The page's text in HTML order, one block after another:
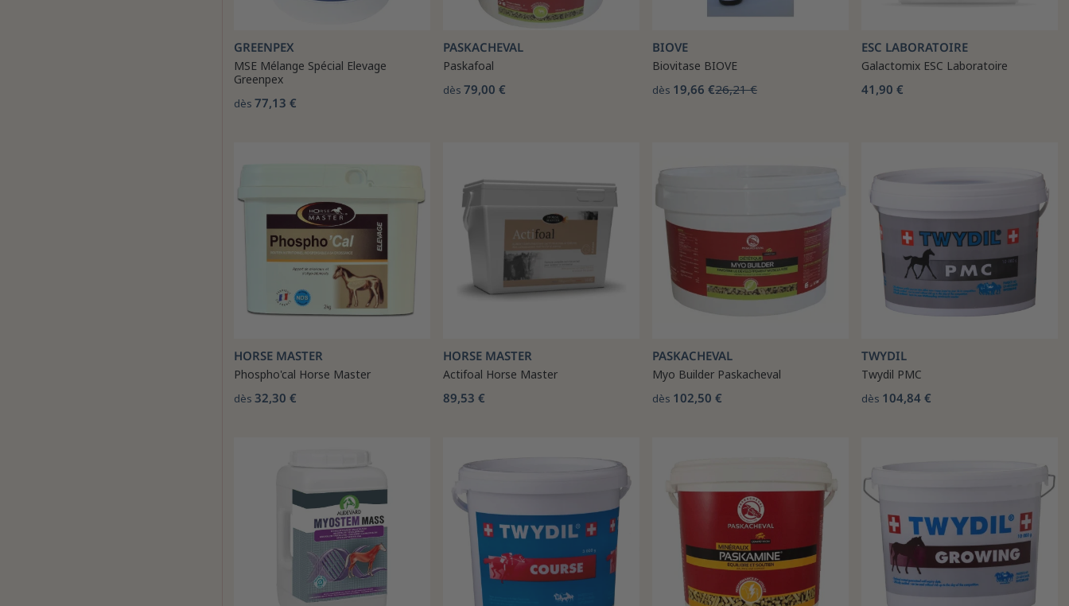
GREENPEX
MSE Mélange Spécial Elevage
Greenpex
dès 77,13 €
PASKACHEVAL
Paskafoal
dès 79,00 €
BIOVE
Biovitase BIOVE
dès 19,66 €26,21 €
ESC LABORATOIRE
Galactomix ESC Laboratoire
41,90 €
HORSE MASTER
Phospho'cal Horse Master
dès 32,30 €
HORSE MASTER
Actifoal Horse Master
89,53 €
PASKACHEVAL
Myo Builder Paskacheval
dès 102,50 €
TWYDIL
Twydil PMC
dès 104,84 €